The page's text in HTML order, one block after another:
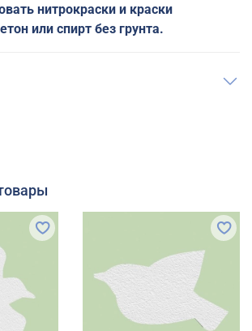
нитрокраски и краски
или спирт без грунта.